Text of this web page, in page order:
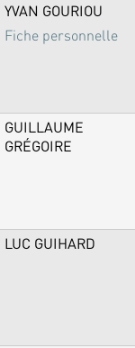
YVAN GOURIOU
Fiche personnelle
GUILLAUME
GRÉGOIRE
LUC GUIHARD